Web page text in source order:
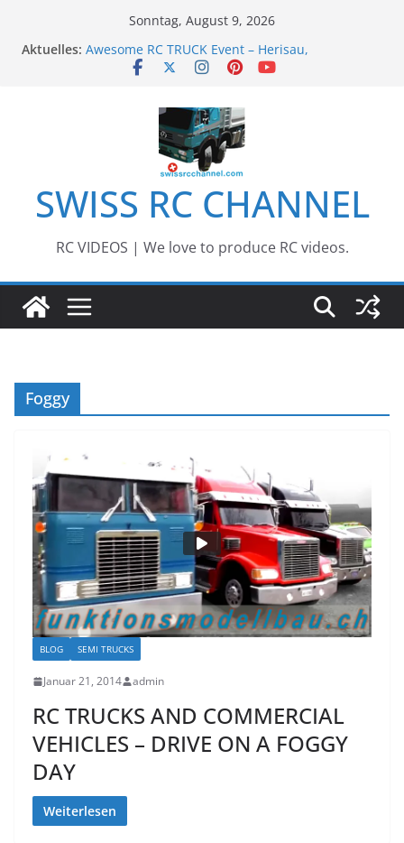
Sonntag, August 9, 2026
Aktuelles: Awesome RC TRUCK Event – Herisau,
Switzerland – 2020
13th #AARESCALER RC ADVENTURE TOUR 2018
BEST OF RC Event „Anbaggern 4.0“ – 2019
Awesome RC Timber Truck
SWISS RC CHANNEL
RC VIDEOS | We love to produce RC videos.
Foggy
BLOG SEMI TRUCKS
Januar 21, 2014 admin
RC TRUCKS AND COMMERCIAL
VEHICLES – DRIVE ON A FOGGY
DAY
Weiterlesen